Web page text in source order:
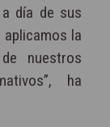
día de sus
aplicamos la
nuestros
ha